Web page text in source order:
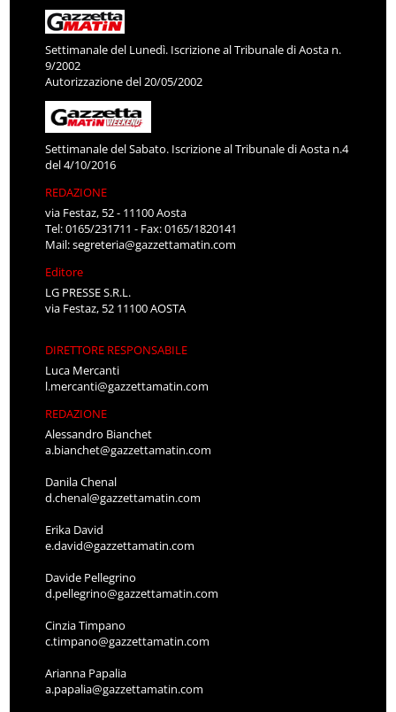
Settimanale del Lunedì. Iscrizione al Tribunale di Aosta n.
9/2002
Autorizzazione del 20/05/2002
Settimanale del Sabato. Iscrizione al Tribunale di Aosta n.4
del 4/10/2016
REDAZIONE
via Festaz, 52 - 11100 Aosta
Tel: 0165/231711 - Fax: 0165/1820141
Mail:segreteria@gazzettamatin.com
Editore
LG PRESSE S.R.L.
via Festaz, 52 11100 AOSTA
DIRETTORE RESPONSABILE
Luca Mercanti
l.mercanti@gazzettamatin.com
REDAZIONE
Alessandro Bianchet
a.bianchet@gazzettamatin.com
Danila Chenal
d.chenal@gazzettamatin.com
Erika David
e.david@gazzettamatin.com
Davide Pellegrino
d.pellegrino@gazzettamatin.com
Cinzia Timpano
c.timpano@gazzettamatin.com
Arianna Papalia
a.papalia@gazzettamatin.com